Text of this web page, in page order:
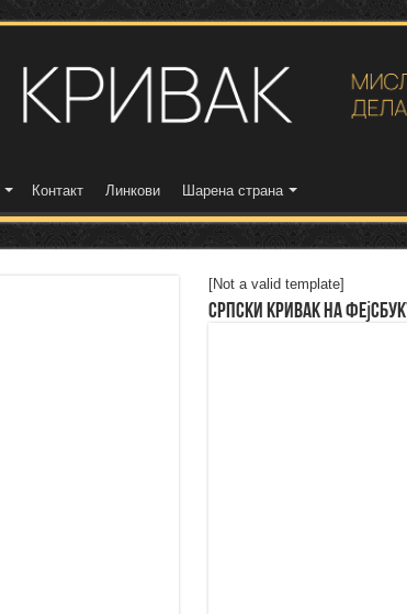
Контакт Линкови Шарена страна
[Not a valid template]
Српски Кривак на